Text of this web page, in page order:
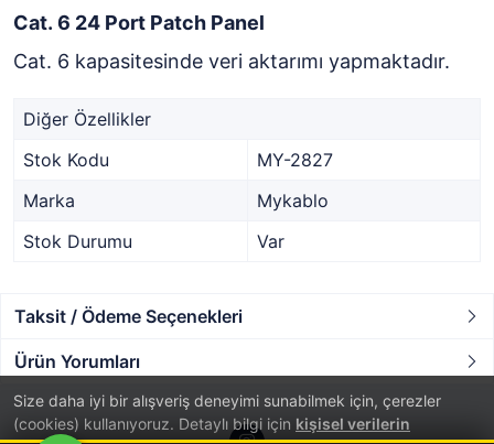
Size daha iyi bir alışveriş deneyimi sunabilmek için, çerezler
(cookies) kullanıyoruz. Detaylı bilgi için kişisel verilerin
Cat. 6 24 Port Patch Panel
Cat. 6 kapasitesinde veri aktarımı yapmaktadır.
Diğer Özellikler
Stok Kodu
MY-2827
Marka
Mykablo
Stok Durumu
Var
Taksit / Ödeme Seçenekleri
Ürün Yorumları